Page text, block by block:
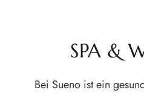
SPA &
Bei Sueno ist ein